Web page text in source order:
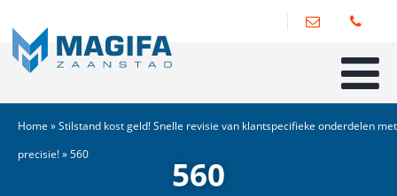
Home »Stilstand kost geld! Snelle revisie van klantspecifieke onderdelen met
precisie!»560 560